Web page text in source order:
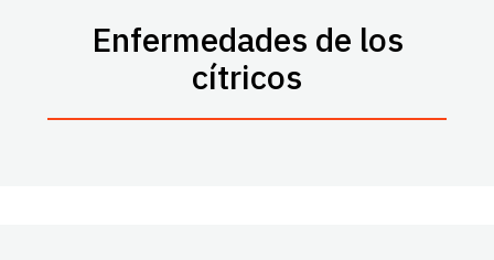
Enfermedades de los
cítricos